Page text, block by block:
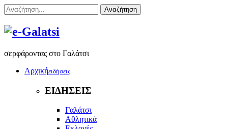
Αναζήτηση
σερφάροντας στο Γαλάτσι
Αρχικήειδήσεις
ΕΙΔΗΣΕΙΣ
Γαλάτσι
Αθλητικά